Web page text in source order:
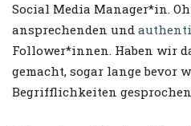
Social Media Manager*in.
ansprechenden und
Follower*innen. Haben wir
gemacht, sogar lange bevor
Begrifflichkeiten